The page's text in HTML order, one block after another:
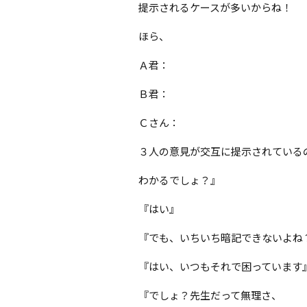
提示されるケースが多いからね！
ほら、
Ａ君：
Ｂ君：
Ｃさん：
３人の意見が交互に提示されている
わかるでしょ？』
『はい』
『でも、いちいち暗記できないよね
『はい、いつもそれで困っています』
『でしょ？先生だって無理さ、